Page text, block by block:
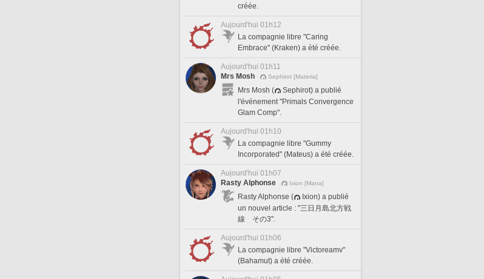
créée.
Aujourd'hui 01h12
La compagnie libre "Caring
Embrace" (Kraken) a été créée.
Aujourd'hui 01h11
Mrs Mosh
Sephirot [Materia]
Mrs Mosh (
Sephirot) a publié
l'événement "Primals Convergence
Glam Comp".
Aujourd'hui 01h10
La compagnie libre "Gummy
Incorporated" (Mateus) a été créée.
Aujourd'hui 01h07
Rasty Alphonse
Ixion [Mana]
Rasty Alphonse (
Ixion) a publié
un nouvel article : "三日月島北方戦
線 その3".
Aujourd'hui 01h06
La compagnie libre "Victoreamv"
(Bahamut) a été créée.